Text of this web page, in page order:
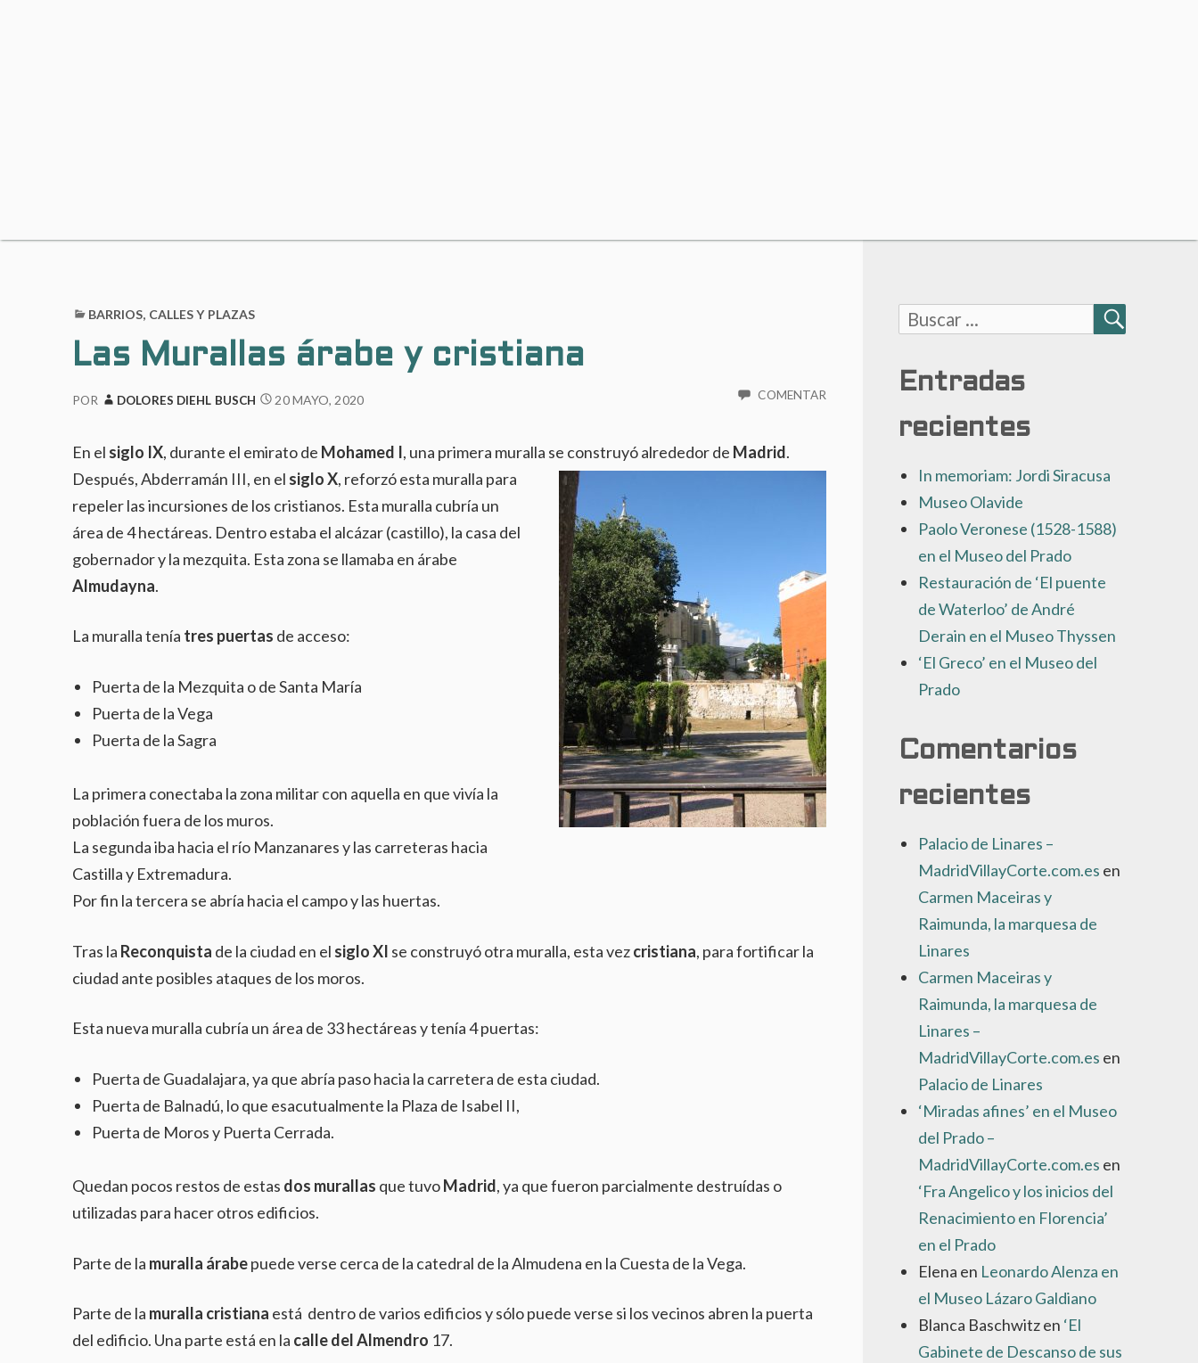
BARRIOS, CALLES Y PLAZAS
Las Murallas árabe y cristiana
POR DOLORES DIEHL BUSCH 20 MAYO, 2020 COMENTAR
En el siglo IX, durante el emirato de Mohamed I, una primera muralla se construyó alrededor de Madrid.
Después, Abderramán III, en el siglo X, reforzó esta muralla para
repeler las incursiones de los cristianos. Esta muralla cubría un
área de 4 hectáreas. Dentro estaba el alcázar (castillo), la casa del
gobernador y la mezquita. Esta zona se llamaba en árabe
Almudayna.
La muralla tenía tres puertas de acceso:
Puerta de la Mezquita o de Santa María
Puerta de la Vega
Puerta de la Sagra
La primera conectaba la zona militar con aquella en que vivía la
población fuera de los muros.
La segunda iba hacia el río Manzanares y las carreteras hacia
Castilla y Extremadura.
Por fin la tercera se abría hacia el campo y las huertas.
Tras la Reconquista de la ciudad en el siglo XI se construyó otra muralla, esta vezcristiana, para fortificar la
ciudad ante posibles ataques de los moros.
Esta nueva muralla cubría un área de 33 hectáreas y tenía 4 puertas:
Puerta de Guadalajara, ya que abría paso hacia la carretera de esta ciudad.
Puerta de Balnadú, lo que esacutualmente la Plaza de Isabel II,
Puerta de Moros y Puerta Cerrada.
Quedan pocos restos de estas dos murallas que tuvoMadrid, ya que fueron parcialmente destruídas o
utilizadas para hacer otros edificios.
Parte de la muralla árabepuede verse cerca de la catedral de la Almudena en la Cuesta de la Vega.
Parte de la muralla cristiana está dentro de varios edificios y sólo puede verse si los vecinos abren la puerta
del edificio. Una parte está en la calle del Almendro 17.
Buscar:
BUSCAR
Entradas
recientes
In memoriam: Jordi Siracusa
Museo Olavide
Paolo Veronese (1528-1588)
en el Museo del Prado
Restauración de ‘El puente
de Waterloo’ de André
Derain en el Museo Thyssen
‘El Greco’ en el Museo del
Prado
Comentarios
recientes
Palacio de Linares –
MadridVillayCorte.com.es en
Carmen Maceiras y
Raimunda, la marquesa de
Linares
Carmen Maceiras y
Raimunda, la marquesa de
Linares –
MadridVillayCorte.com.es en
Palacio de Linares
‘Miradas afines’ en el Museo
del Prado –
MadridVillayCorte.com.es en
‘Fra Angelico y los inicios del
Renacimiento en Florencia’
en el Prado
Elena en Leonardo Alenza en
el Museo Lázaro Galdiano
Blanca Baschwitzen ‘El
Gabinete de Descanso de sus